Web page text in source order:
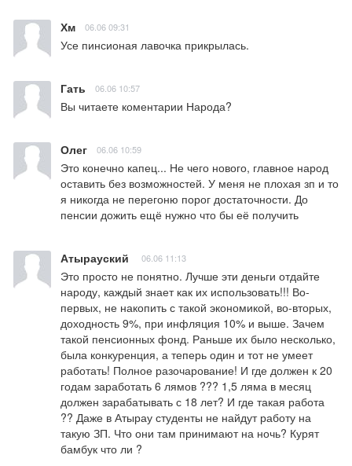
Хм 06.06 09:31
Усе пинсионая лавочка прикрылась.
Гать 06.06 10:57
Вы читаете коментарии Народа?
Олег 06.06 10:59
Это конечно капец... Не чего нового, главное народ
оставить без возможностей. У меня не плохая зп и то
я никогда не перегоню порог достаточности. До
пенсии дожить ещё нужно что бы её получить
Атырауский 06.06 11:13
Это просто не понятно. Лучше эти деньги отдайте
народу, каждый знает как их использовать!!! Во-
первых, не накопить с такой экономикой, во-вторых,
доходность 9%, при инфляция 10% и выше. Зачем
такой пенсионных фонд. Раньше их было несколько,
была конкуренция, а теперь один и тот не умеет
работать! Полное разочарование! И где должен к 20
годам заработать 6 лямов ??? 1,5 ляма в месяц
должен зарабатывать с 18 лет? И где такая работа
?? Даже в Атырау студенты не найдут работу на
такую ЗП. Что они там принимают на ночь? Курят
бамбук что ли ?